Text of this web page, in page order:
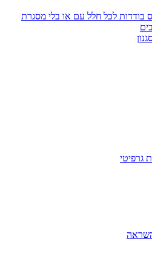
בודדות לכל חלל עם או בלי מסגרת
גרפיטי